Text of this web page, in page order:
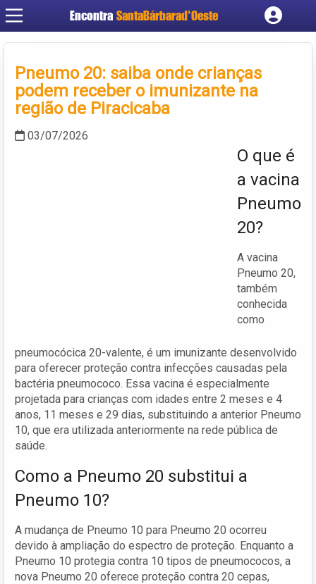
Encontra SantaBárbarad'Oeste
Cadastrar empresa
Criar conta
Pneumo 20: saiba onde crianças
podem receber o imunizante na
região de Piracicaba
03/07/2026
O que é
a vacina
Pneumo
20?
A vacina
Pneumo 20,
também
conhecida
como
pneumocócica 20-valente, é um imunizante desenvolvido
para oferecer proteção contra infecções causadas pela
bactéria pneumococo. Essa vacina é especialmente
projetada para crianças com idades entre 2 meses e 4
anos, 11 meses e 29 dias, substituindo a anterior Pneumo
10, que era utilizada anteriormente na rede pública de
saúde.
Como a Pneumo 20 substitui a
Pneumo 10?
A mudança de Pneumo 10 para Pneumo 20 ocorreu
devido à ampliação do espectro de proteção. Enquanto a
Pneumo 10 protegia contra 10 tipos de pneumococos, a
nova Pneumo 20 oferece proteção contra 20 cepas,